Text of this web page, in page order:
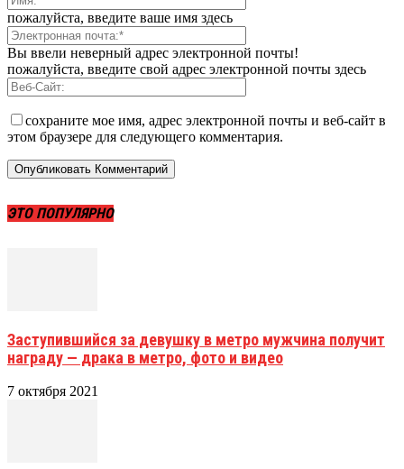
пожалуйста, введите ваше имя здесь
Вы ввели неверный адрес электронной почты!
пожалуйста, введите свой адрес электронной почты здесь
сохраните мое имя, адрес электронной почты и веб-сайт в
этом браузере для следующего комментария.
ЭТО ПОПУЛЯРНО
Заступившийся за девушку в метро мужчина получит
награду — драка в метро, фото и видео
7 октября 2021